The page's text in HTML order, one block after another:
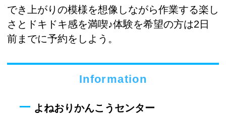
でき上がりの模様を想像しながら作業する楽し
さとドキドキ感を満喫♪体験を希望の方は2日
前までに予約をしよう。
Information
よねおりかんこうセンター